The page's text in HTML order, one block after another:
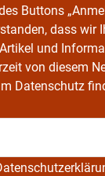
Buttons
dass wir
und
von diesem
Datenschutz